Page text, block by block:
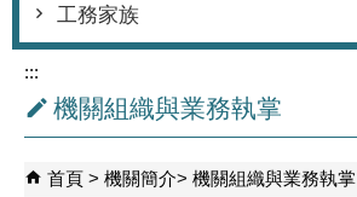
工務家族
:::
機關組織與業務執掌
首頁 機關簡介 機關組織與業務執掌